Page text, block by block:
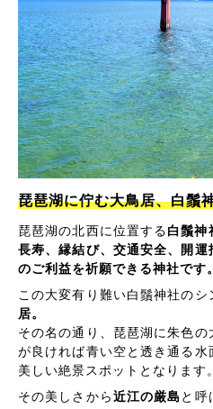
琵琶湖に佇む大鳥居、白鬚
琵琶湖の北西に位置する白鬚神
長寿、縁結び、交通安全、開運
のご利益を祈願できる神社です。
この大変有り難い白鬚神社のシ
居。
その名の通り、琵琶湖に朱色
が良ければ青い空と透き通る
美しい絶景スポットとなります。
その美しさから近江の厳島 と呼